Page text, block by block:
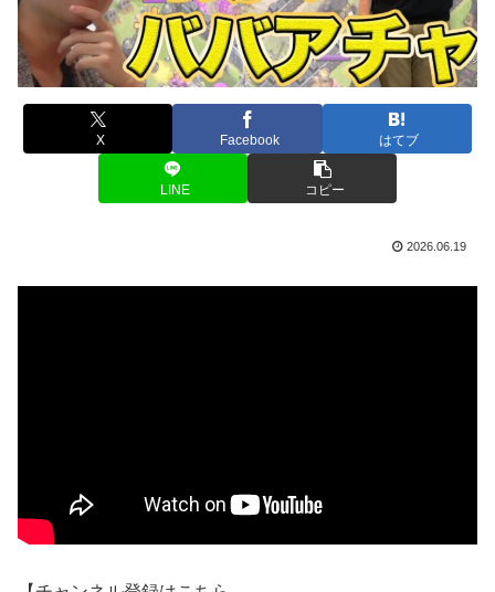
X Facebook はてブ
LINE コピー
2026.06.19